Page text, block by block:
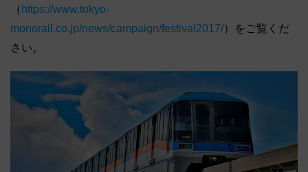
（ https://www.tokyo-
monorail.co.jp/news/campaign/festival2017/）をご覧くだ
さい。